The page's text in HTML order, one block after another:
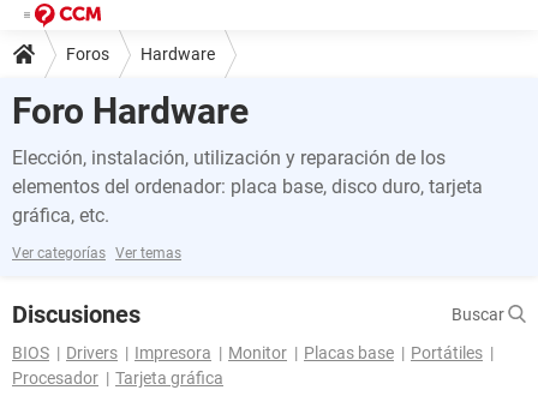
Foros Hardware
Foro Hardware
Elección, instalación, utilización y reparación de los
elementos del ordenador: placa base, disco duro, tarjeta
gráfica, etc.
Ver categorías Ver temas
Discusiones
Buscar
BIOS
Drivers Impresora Monitor Placas base
Portátiles
Procesador
Tarjeta gráfica